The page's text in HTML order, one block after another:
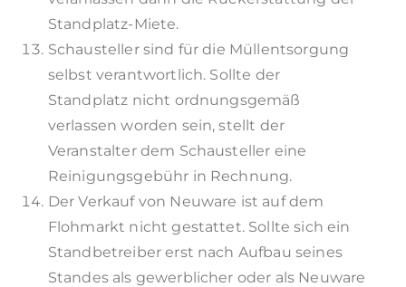
Standplatz-Miete.
Schausteller sind für die Müllentsorgung
selbst verantwortlich. Sollte der
Standplatz nicht ordnungsgemäß
verlassen worden sein, stellt der
Veranstalter dem Schausteller eine
Reinigungsgebühr in Rechnung.
Der Verkauf von Neuware ist auf dem
Flohmarkt nicht gestattet. Sollte sich ein
Standbetreiber erst nach Aufbau seines
Standes als gewerblicher oder als Neuware